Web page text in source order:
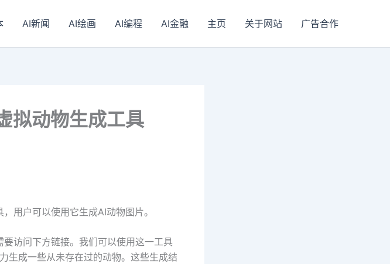
AI新闻 AI绘画 AI编程 AI金融 主页 关于网站 广告合作
拟动物生成工具
用户可以使用它生成AI动物图片。
访问下方链接。我们可以使用这一工具
生成一些从未存在过的动物。这些生成结